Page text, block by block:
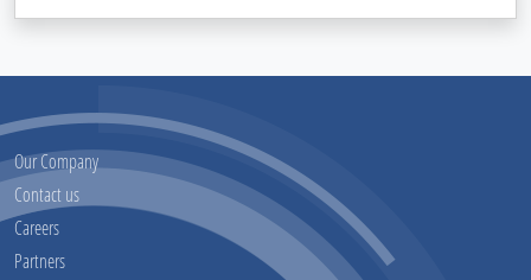
Our Company
Contact us
Careers
Partners